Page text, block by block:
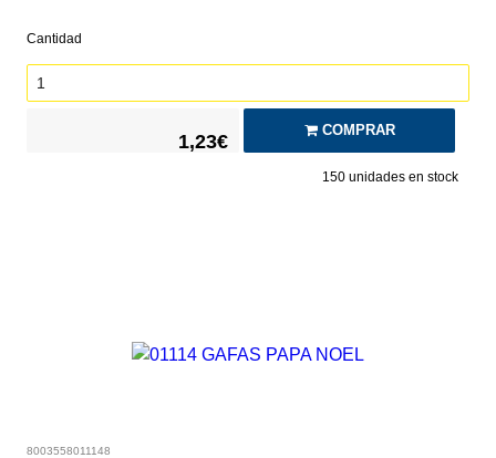
Cantidad
1,23€
COMPRAR
150unidades en stock
8003558011148